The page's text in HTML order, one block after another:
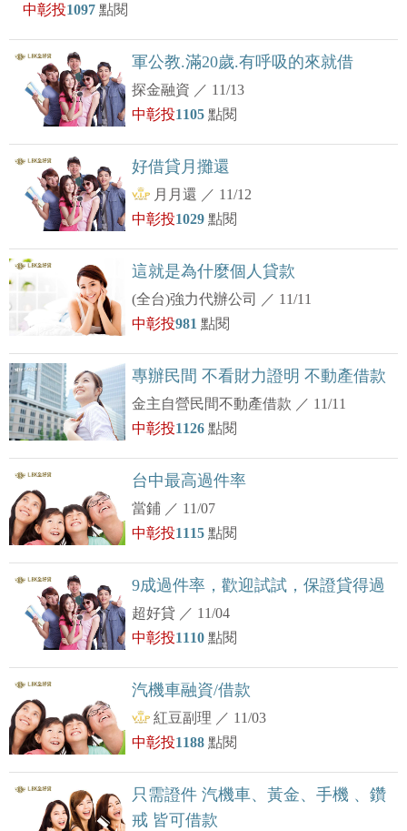
中彰投1097 點閱
軍公教.滿20歲.有呼吸的來就借
探金融資 ／ 11/13
中彰投1105點閱
好借貸月攤還
月月還 ／ 11/12
中彰投1029點閱
這就是為什麼個人貸款
(全台)強力代辦公司 ／ 11/11
中彰投981點閱
專辦民間 不看財力證明 不動產借款
金主自營民間不動產借款 ／ 11/11
中彰投1126點閱
台中最高過件率
當鋪 ／ 11/07
中彰投1115點閱
9成過件率，歡迎試試，保證貸得過
超好貸 ／ 11/04
中彰投1110點閱
汽機車融資/借款
紅豆副理 ／ 11/03
中彰投1188點閱
只需證件 汽機車、黃金、手機 、鑽
戒 皆可借款